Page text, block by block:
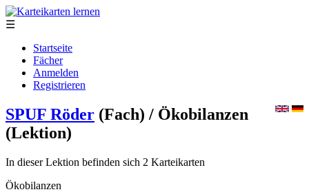
☰
Startseite
Fächer
Anmelden
Registrieren
SPUF Röder (Fach) / Ökobilanzen
(Lektion)
In dieser Lektion befinden sich 2 Karteikarten
Ökobilanzen